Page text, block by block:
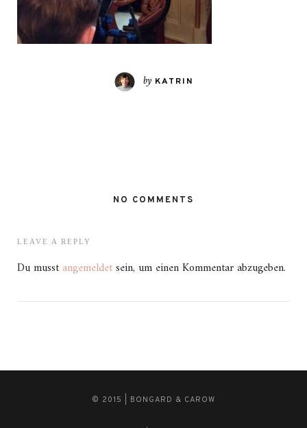
by KATRIN
NO COMMENTS
LEAVE A REPLY
Du musst angemeldetsein, um einen Kommentar abzugeben.
© 2015 | BONGARD & CAROW